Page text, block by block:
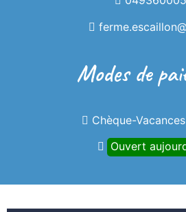
Modes de
Chèque-
Ouvert